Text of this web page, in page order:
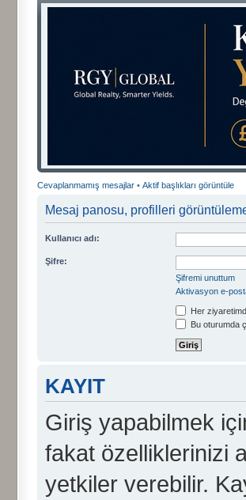
Cevaplanmamış mesajlar • Aktif başlıkları görüntüle
Mesaj panosu, profilleri
Kullanıcı adı:
Şifre:
Şifremi unuttum
Aktivasyon e-
Her
Bu oturumda
KAYIT
Giriş yapabilmek
fakat özelliklerinizi
yetkiler verebilir.